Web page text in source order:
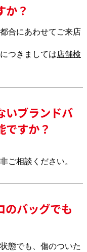
か？
合にあわせてご来店
つきましては店舗検
いブランドバ
ですか？
ご相談ください。
のバッグでも
態でも、傷のついた